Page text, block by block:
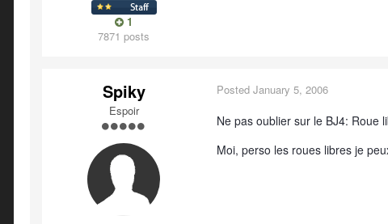
1
7871 posts
Spiky
Espoir
Posted January 5, 2006
Ne pas oublier sur le BJ4: Roue
Moi, perso les roues libres je